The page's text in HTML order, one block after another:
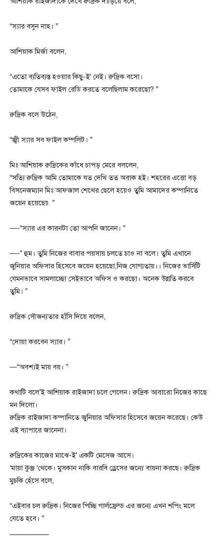
“স্যার বসুন নাহ। ”
আশিয়াক মির্জা বলেন,
“এতো ব্যতিব্যস্ত হওয়ার কিছু-ই’ নেই। রুদ্রিক বসো।
তোমাকে যেসব ফাইল রেডি করতে বলেছিলাম করেছো? ”
রুদ্রিক বলে উঠেন,
“জ্বী স্যার সব ফাইল কম্পলিট। ”
মিঃ আশিয়াক রুদ্রিকের কাঁধে চাপড় মেরে বললেন,
“সত্যি রুদ্রিক আমি তোমাকে যত দেখি তত অবাক হই। শহরের এত্তো বড়
বিসনেজম্যান মিঃ আফজাল শেখের ছেলে হয়েও তুমি আমাদের কম্পানিতে
জয়েন হয়েছো৷ ”
—-“স্যার এর কারনটা তো আপনি জানেন। ”
—-” হুম। তুমি নিজের বাবার পয়সায় চলতে চাও না বলে। তুমি এখানে
জুনিয়ার অফিসার হিসেবে জয়েন হয়েছো,নিজ যোগ্যতায়।। নিজের ভার্সিটি
যেমনভাবে সামলাচ্ছো সেইভাবে অফিস ও করছো। অনেক উন্নতি করবে
তুমি। ”
রুদ্রিক সৌজন্যতার হাঁসি দিয়ে বলেন,
“দোয়া করবেন স্যার। ”
—“অবশ্যই মায় বয়। ”
কথাটি বলে’ই আশিয়াক রাইজাদা চলে গেলেন। রুদ্রিক আবারো নিজের কাছে
মন দিলো।
রুদ্রিক রাইজাদা কম্পানিতে জুনিয়ার অফিসার হিসেবে জয়েন করেছে। কেউ
এই ব্যাপারে জানেনা।
রুদ্রিকের কাজের মাঝে-ই’ একটি মেসেজ আসে।
‘মায়া কুঞ্জ ‘থেকে। মুসকান নাকি বারবি ড্রেসের জন্যে বায়না করছে। রুদ্রিক
মুচকি হেঁসে বলে,
“এইবার চল রুদ্রিক। নিজের পিচ্ছি গার্লফ্রেন্ড এর জন্যে এখন শপিং মলে
যেতে হবে। ”